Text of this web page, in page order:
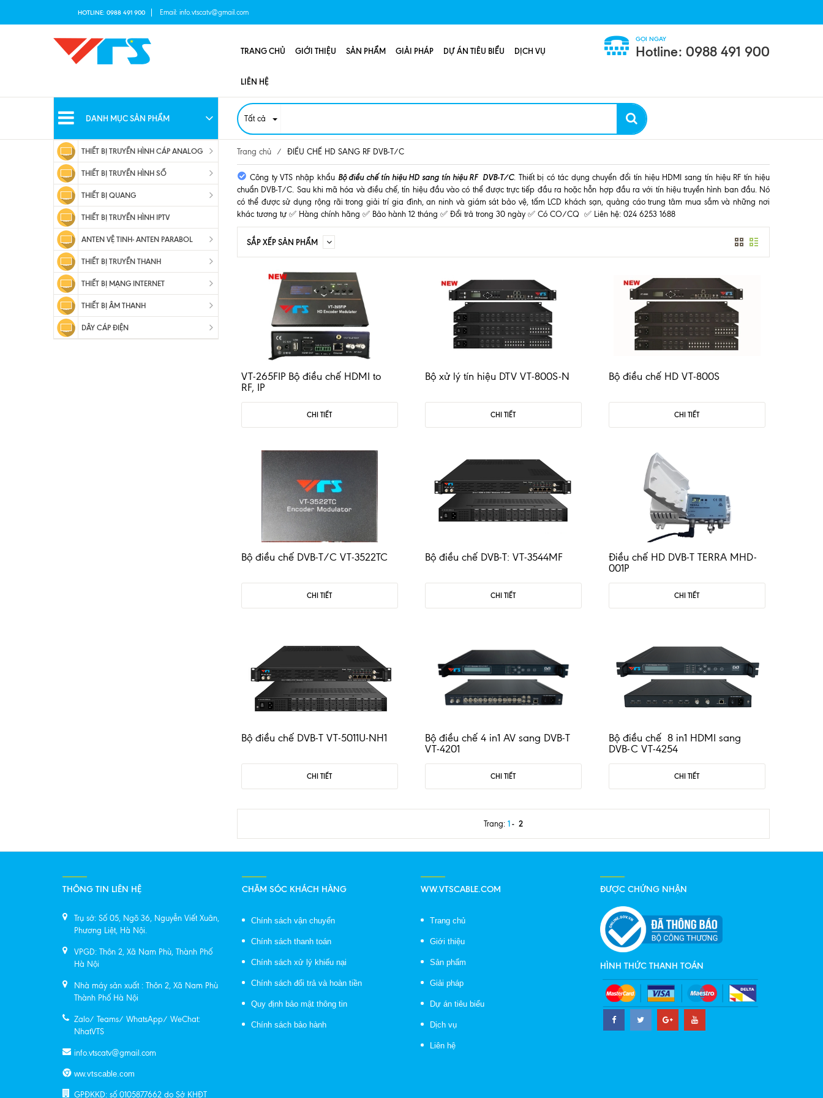
HOTLINE: 0988 491 900 Email: info.vtscatv@gmail.com
TRANG CHỦ GIỚI THIỆU SẢN PHẨM GIẢI PHÁP DỰ ÁN TIÊU BIỂU DỊCH VỤ
LIÊN HỆ
GỌI NGAY
Hotline: 0988 491 900
DANH MỤC SẢN PHẨM Tất cả
Trang chủ / ĐIỀU CHẾ HD SANG RF DVB-T/C
Công ty VTS nhập khẩu Bộ điều chế tín hiệu HD sang tín hiệu RF DVB-T/C. Thiết bị có tác dụng chuyển đổi tín hiệu HDMI sang tín hiệu RF tín hiệu
chuẩn DVB-T/C. Sau khi mã hóa và điều chế, tín hiệu đầu vào có thể được trực tiếp đầu ra hoặc hỗn hợp đầu ra với tín hiệu truyền hình ban đầu. Nó
có thể được sử dụng rộng rãi trong giải trí gia đình, an ninh và giám sát bảo vệ, tấm LCD khách sạn, quảng cáo trung tâm mua sắm và những nơi
khác tương tự ✅ Hàng chính hãng ✅ Bảo hành 12 tháng ✅ Đổi trả trong 30 ngày ✅ Có CO/CQ ✅ Liên hệ: 024 6253 1688
SẮP XẾP SẢN PHẨM
VT-265FIP Bộ điều chế HDMI to
RF, IP
CHI TIẾT
Bộ xử lý tín hiệu DTV VT-800S-N
CHI TIẾT
Bộ điều chế HD VT-800S
CHI TIẾT
Bộ điều chế DVB-T/C VT-3522TC
CHI TIẾT
Bộ điều chế DVB-T: VT-3544MF
CHI TIẾT
Điều chế HD DVB-T TERRA MHD-
001P
CHI TIẾT
Bộ điều chế DVB-T VT-5011U-NH1
CHI TIẾT
Bộ điều chế 4 in1 AV sang DVB-T
VT-4201
CHI TIẾT
Bộ điều chế 8 in1 HDMI sang
DVB-C VT-4254
CHI TIẾT
Trang: 1 2
THIẾT BỊ TRUYỀN HÌNH CÁP ANALOG
THIẾT BỊ TRUYỀN HÌNH SỐ
THIẾT BỊ QUANG
THIẾT BỊ TRUYỀN HÌNH IPTV
ANTEN VỆ TINH- ANTEN PARABOL
THIẾT BỊ TRUYỀN THANH
THIẾT BỊ MẠNG INTERNET
THIẾT BỊ ÂM THANH
DÂY CÁP ĐIỆN
THÔNG TIN LIÊN HỆ
Trụ sở: Số 05, Ngõ 36, Nguyễn Viết Xuân,
Phương Liệt, Hà Nội.
VPGD: Thôn 2, Xã Nam Phù, Thành Phố
Hà Nội
Nhà máy sản xuất : Thôn 2, Xã Nam Phù
Thành Phố Hà Nội
Zalo/ Teams/ WhatsApp/ WeChat:
NhatVTS
info.vtscatv@gmail.com
ww.vtscable.com
GPĐKKD: số 0105877662 do Sở KHĐT
CHĂM SÓC KHÁCH HÀNG
Chính sách vận chuyển
Chính sách thanh toán
Chính sách xử lý khiếu nại
Chính sách đổi trả và hoàn tiền
Quy định bảo mật thông tin
Chính sách bảo hành
WW.VTSCABLE.COM
Trang chủ
Giới thiệu
Sản phẩm
Giải pháp
Dự án tiêu biểu
Dịch vụ
Liên hệ
ĐƯỢC CHỨNG NHẬN
HÌNH THỨC THANH TOÁN